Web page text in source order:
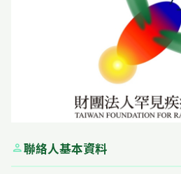
person聯絡人基本資料